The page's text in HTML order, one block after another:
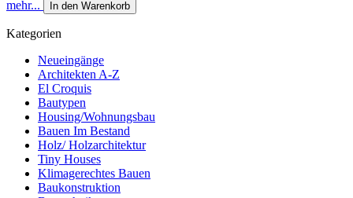
mehr... In den Warenkorb
Kategorien
Neueingänge
Architekten A-Z
El Croquis
Bautypen
Housing/Wohnungsbau
Bauen Im Bestand
Holz/ Holzarchitektur
Tiny Houses
Klimagerechtes Bauen
Baukonstruktion